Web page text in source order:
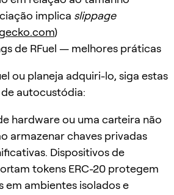
implica slippage
)
de RFuel — melhores práticas
ou planeja adquiri-lo, siga estas
autocustódia:
hardware ou uma carteira não
armazenar chaves privadas
Dispositivos de
tokens ERC-20 protegem
em ambientes isolados e